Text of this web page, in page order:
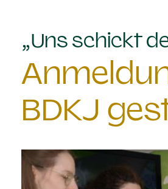
„Uns schickt
BDKJ